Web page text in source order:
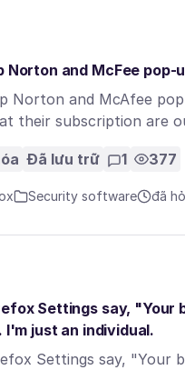
Norton and McFee
Norton and McAfee
their subscription are
Đã lưu trữ 1 377
Security software đã
Settings say, "Your
I'm just an individual.
Settings say, "Your